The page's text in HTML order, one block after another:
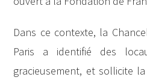
Dans ce contexte, la
Paris a identifié des
gracieusement, et sollicite